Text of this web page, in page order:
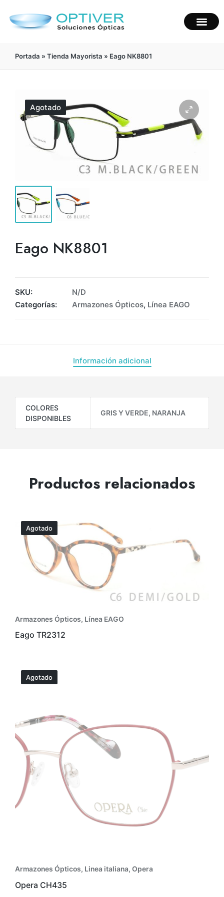
Portada » Tienda Mayorista » Eago NK8801
Agotado
Eago NK8801
SKU:
N/D
Categorías:
Armazones Ópticos, Línea EAGO
Información adicional
COLORES
DISPONIBLES
GRIS Y VERDE, NARANJA
Productos relacionados
Agotado
Armazones Ópticos, Línea EAGO
Eago TR2312
Agotado
Armazones Ópticos, Linea italiana, Opera
Opera CH435